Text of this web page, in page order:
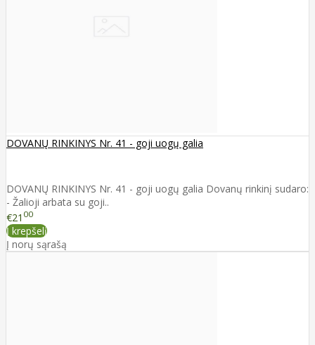
DOVANŲ RINKINYS Nr. 41 - goji uogų galia
DOVANŲ RINKINYS Nr. 41 - goji uogų galia Dovanų rinkinį sudaro:
- Žalioji arbata su goji..
€21 00
Į krepšelį
Į norų sąrašą